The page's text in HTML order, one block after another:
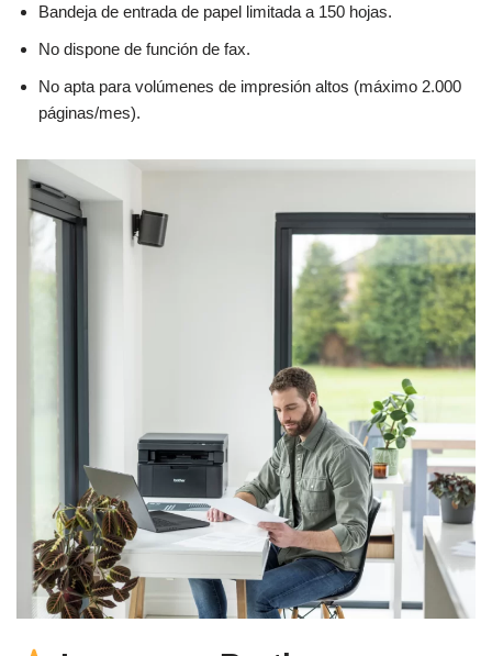
Bandeja de entrada de papel limitada a 150 hojas.
No dispone de función de fax.
No apta para volúmenes de impresión altos (máximo 2.000
páginas/mes).